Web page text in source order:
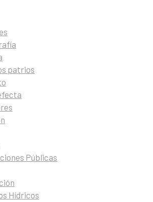
patrios
Públicas
Hídricos